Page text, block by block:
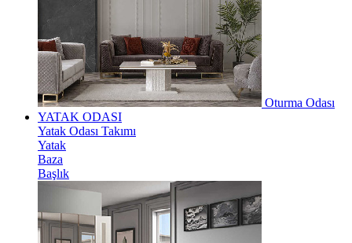
Oturma Odası
YATAK ODASI
Yatak Odası Takımı
Yatak
Baza
Başlık